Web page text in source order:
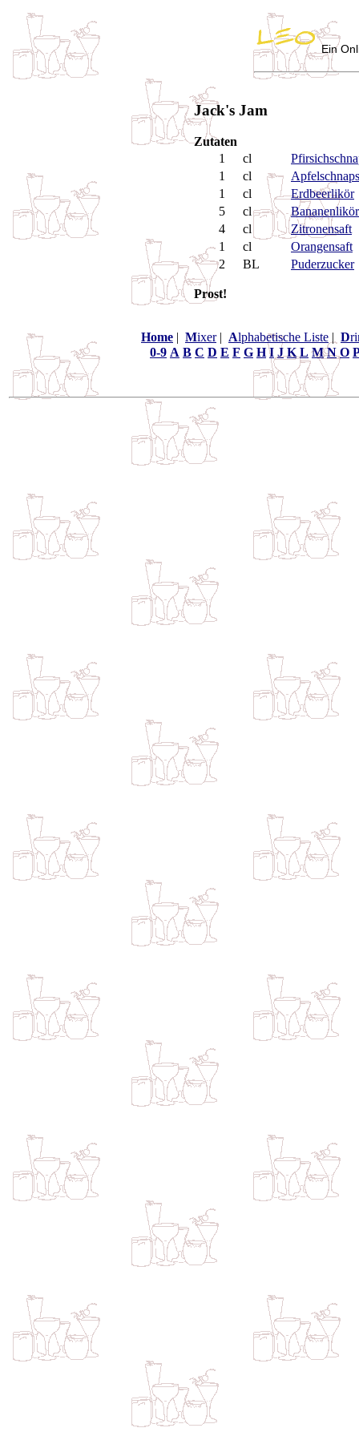
Ein
Jack's Jam
Zutaten
1
cl
1
cl
Apfelschnaps
1
cl
Erdbeerlikör
5
cl
Bananenlikör
4
cl
Zitronensaft
1
cl
Orangensaft
2
BL Puderzucker
Prost!
Home | Mixer| Alphabetische Liste | D
0-9 A B C D E F G H I J K L M N O